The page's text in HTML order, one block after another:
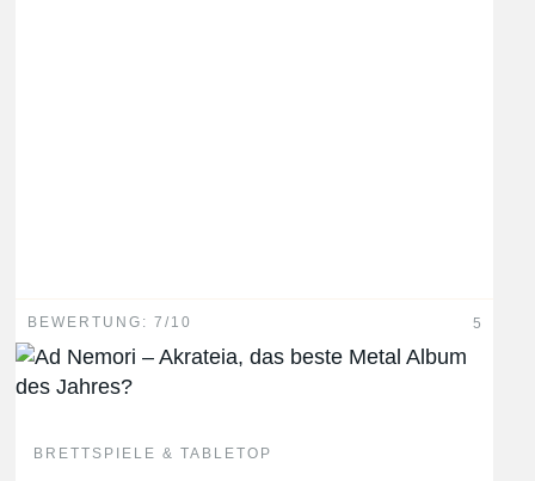
BEWERTUNG: 7/10 5
BRETTSPIELE & TABLETOP